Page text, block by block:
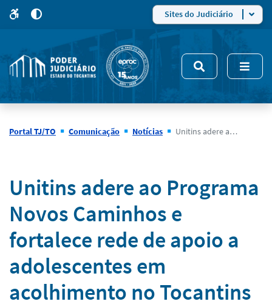
site
5
modo
de
alto
Sites do Judiciário
Portal TJ/TO Comunicação Notícias Unitins adere ao Programa Novos Caminhos e fortalece rede de apoio a adolescentes em acolhimento no Tocantins
Notícias
Unitins adere ao Programa
Novos Caminhos e
fortalece rede de apoio a
adolescentes em
acolhimento no Tocantins